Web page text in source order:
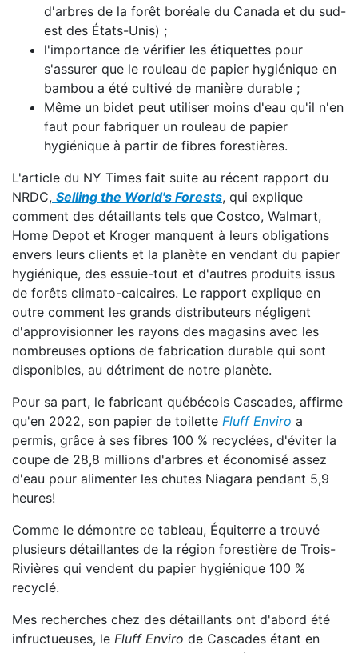
d'arbres de la forêt boréale du Canada et du sud-
est des États-Unis) ;
l'importance de vérifier les étiquettes pour
s'assurer que le rouleau de papier hygiénique en
bambou a été cultivé de manière durable ;
Même un bidet peut utiliser moins d'eau qu'il n'en
faut pour fabriquer un rouleau de papier
hygiénique à partir de fibres forestières.
L'article du NY Times fait suite au récent rapport du
NRDC, Selling the World's Forests, qui explique
comment des détaillants tels que Costco, Walmart,
Home Depot et Kroger manquent à leurs obligations
envers leurs clients et la planète en vendant du papier
hygiénique, des essuie-tout et d'autres produits issus
de forêts climato-calcaires. Le rapport explique en
outre comment les grands distributeurs négligent
d'approvisionner les rayons des magasins avec les
nombreuses options de fabrication durable qui sont
disponibles, au détriment de notre planète.
Pour sa part, le fabricant québécois Cascades, affirme
qu'en 2022, son papier de toilette Fluff Enviro a
permis, grâce à ses fibres 100 % recyclées, d'éviter la
coupe de 28,8 millions d'arbres et économisé assez
d'eau pour alimenter les chutes Niagara pendant 5,9
heures!
Comme le démontre ce tableau, Équiterre a trouvé
plusieurs détaillantes de la région forestière de Trois-
Rivières qui vendent du papier hygiénique 100 %
recyclé.
Mes recherches chez des détaillants ont d'abord été
infructueuses, le Fluff Enviro de Cascades étant en